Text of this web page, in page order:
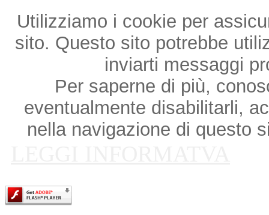
Utilizziamo i cookie per
sito. Questo sito potrebbe
inviarti messaggi
Per saperne di più,
eventualmente disabilitarli,
nella navigazione di questo